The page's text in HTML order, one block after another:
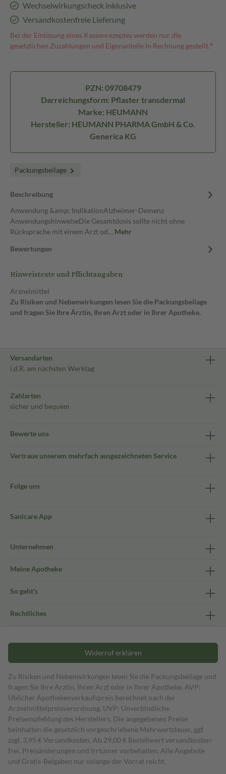
Wechselwirkungscheck inklusive
Versandkostenfreie Lieferung
Bei der Einlösung eines Kassenrezeptes werden nur die
gesetzlichen Zuzahlungen und Eigenanteile in Rechnung gestellt.⁴
PZN: 09708479
Darreichungsform: Pflaster transdermal
Marke: HEUMANN
Hersteller: HEUMANN PHARMA GmbH & Co.
Generica KG
Packungsbeilage
Beschreibung
Anwendung &amp; IndikationAlzheimer-Demenz
AnwendungshinweiseDie Gesamtdosis sollte nicht ohne
Rücksprache mit einem Arzt od… Mehr
Bewertungen
Hinweistexte und Pflichtangaben
Arzneimittel
Zu Risiken und Nebenwirkungen lesen Sie die Packungsbeilage
und fragen Sie Ihre Ärztin, Ihren Arzt oder in Ihrer Apotheke.
Versandarten
i.d.R. am nächsten Werktag
Zahlarten
sicher und bequem
Bewerte uns
Vertraue unserem mehrfach ausgezeichneten Service
Folge uns
Sanicare App
Unternehmen
Meine Apotheke
So geht's
Rechtliches
Widerruf erklären
Zu Risiken und Nebenwirkungen lesen Sie die Packungsbeilage und
fragen Sie Ihre Ärztin, Ihren Arzt oder in Ihrer Apotheke. AVP:
Üblicher Apothekenverkaufspreis berechnet nach der
Arzneimittelpreisverordnung. UVP: Unverbindliche
Preisempfehlung des Herstellers. Die angegebenen Preise
beinhalten die gesetzlich vorgeschriebene Mehrwertsteuer, ggf.
zzgl. 3,95 € Versandkosten. Ab 29,00 € Bestell­wert versand­kosten­
frei. Preisänderungen und Irrtümer vorbehalten. Alle Angebote
und Gratis-Beigaben nur solange der Vorrat reicht.